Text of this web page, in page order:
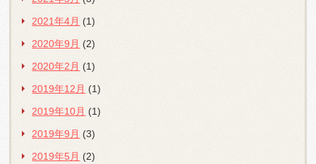
2021年4月 (1)
2020年9月 (2)
2020年2月 (1)
2019年12月 (1)
2019年10月 (1)
2019年9月 (3)
2019年5月 (2)